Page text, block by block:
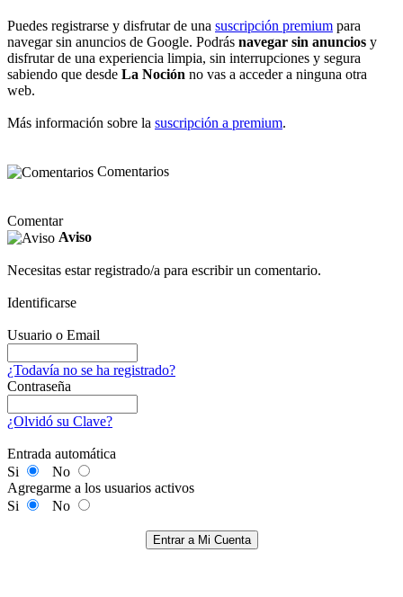
Puedes registrarse y disfrutar de una suscripción premium para
navegar sin anuncios de Google. Podrás navegar sin anuncios y
disfrutar de una experiencia limpia, sin interrupciones y segura
sabiendo que desde La Noción no vas a acceder a ninguna otra
web.
Más información sobre la suscripción a premium.
Comentarios
Comentar
Aviso
Necesitas estar registrado/a para escribir un comentario.
Identificarse
Usuario o Email
¿Todavía no se ha registrado?
Contraseña
¿Olvidó su Clave?
Entrada automática
Si
No
Agregarme a los usuarios activos
Si
No
Entrar a Mi Cuenta